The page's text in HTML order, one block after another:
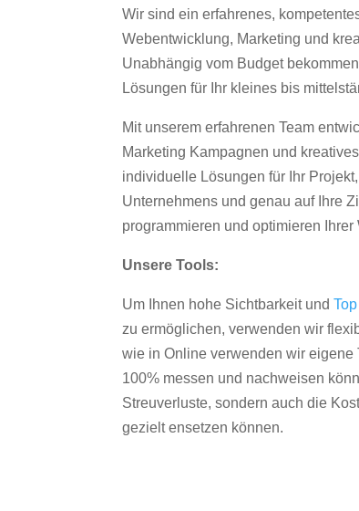
Wir sind ein erfahrenes,
Webentwicklung, Marketing und
Unabhängig vom Budget
Lösungen für Ihr kleines bis
Mit unserem erfahrenen Team
Marketing Kampagnen und
individuelle Lösungen für Ihr
Unternehmens und genau auf Ihre
programmieren und optimieren
Unsere Tools:
Um Ihnen hohe Sichtbarkeit und
zu ermöglichen, verwenden wir
wie in Online verwenden wir
100% messen und nachweisen
Streuverluste, sondern auch die
gezielt ensetzen können.